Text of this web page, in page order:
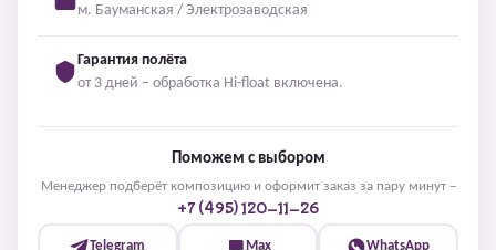
м. Бауманская / Электрозаводская
Гарантия полёта
от 3 дней – обработка Hi-float включена.
Поможем с выбором
Менеджер подберёт композицию и оформит заказ за пару минут –
+7 (495) 120-11-26
Telegram Max WhatsApp